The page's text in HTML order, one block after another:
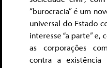
“burocracia” é um
universal do Estado
interesse “a parte” e,
as corporações
contra a existência